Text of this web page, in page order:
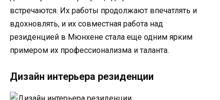
встречаются. Их работы продолжают впечатлять и
вдохновлять, и их совместная работа над
резиденцией в Мюнхене стала еще одним ярким
примером их профессионализма и таланта.
Дизайн интерьера резиденции